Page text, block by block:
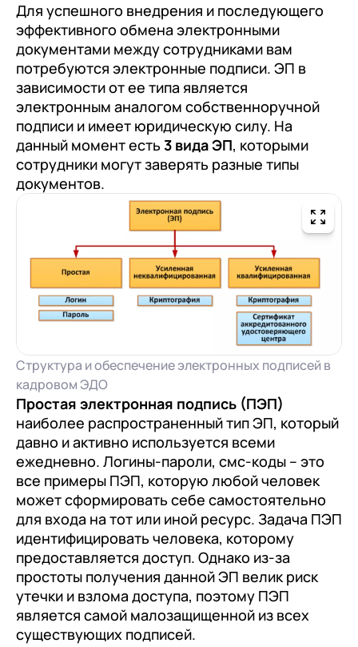
Для успешного внедрения и последующего
эффективного обмена электронными
документами между сотрудниками вам
потребуются электронные подписи. ЭП в
зависимости от ее типа является
электронным аналогом собственноручной
подписи и имеет юридическую силу. На
данный момент есть 3 вида ЭП, которыми
сотрудники могут заверять разные типы
документов.
Структура и обеспечение электронных подписей в
кадровом ЭДО
Простая электронная подпись (ПЭП)
наиболее распространенный тип ЭП, который
давно и активно используется всеми
ежедневно. Логины-пароли, смс-коды – это
все примеры ПЭП, которую любой человек
может сформировать себе самостоятельно
для входа на тот или иной ресурс. Задача ПЭП
идентифицировать человека, которому
предоставляется доступ. Однако из-за
простоты получения данной ЭП велик риск
утечки и взлома доступа, поэтому ПЭП
является самой малозащищенной из всех
существующих подписей.